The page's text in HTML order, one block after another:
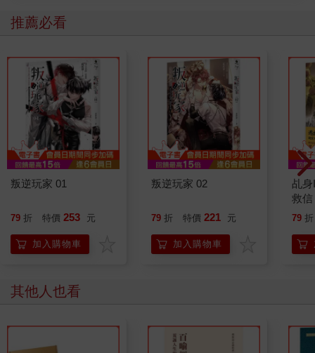
推薦必看
叛逆玩家 01
79 折 特價 253 元
加入購物車
叛逆玩家 02
79 折 特價 221 元
加入購物車
乩
救信
79 折
其他人也看